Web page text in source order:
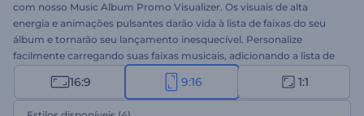
com nosso Music Album Promo Visualizer. Os visuais de alta
energia e animações pulsantes darão vida à lista de faixas do seu
álbum e tornarão seu lançamento inesquecível. Personalize
facilmente carregando suas faixas musicais, adicionando a lista de
álbuns e faixas, e escolhendo o estilo que se adapta à vibração da
sua música. Perfeito para promoções de álbuns, lançamentos de
singles, vídeos de canais de música, ou qualquer outro projeto
16:9 9:16 1:1